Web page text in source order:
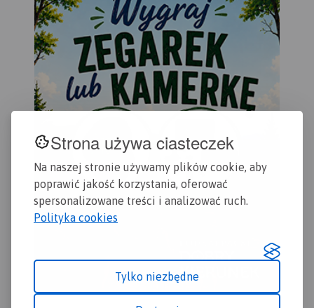
Strona używa ciasteczek
Na naszej stronie używamy plików cookie, aby
poprawić jakość korzystania, oferować
spersonalizowane treści i analizować ruch.
Polityka cookies
Tylko niezbędne
odcinka centralnego
umocnień Międzyrzeckich.